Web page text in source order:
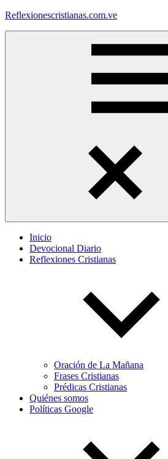
Saltar
Reflexionescristianas.com.ve
Inicio
Devocional Diario
Reflexiones Cristianas
Oración de La Mañana
Frases Cristianas
Prédicas Cristianas
Quiénes somos
Políticas Google